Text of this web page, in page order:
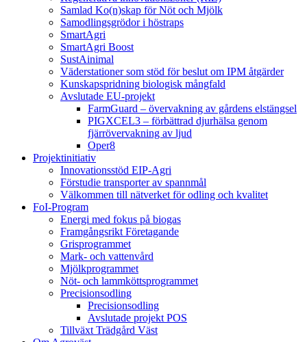
Samlad Ko(n)skap för Nöt och Mjölk
Samodlingsgrödor i höstraps
SmartAgri
SmartAgri Boost
SustAinimal
Väderstationer som stöd för beslut om IPM åtgärder
Kunskapspridning biologisk mångfald
Avslutade EU-projekt
FarmGuard – övervakning av gårdens elstängsel
PIGXCEL3 – förbättrad djurhälsa genom
fjärrövervakning av ljud
Oper8
Projektinitiativ
Innovationsstöd EIP-Agri
Förstudie transporter av spannmål
Välkommen till nätverket för odling och kvalitet
FoI-Program
Energi med fokus på biogas
Framgångsrikt Företagande
Grisprogrammet
Mark- och vattenvård
Mjölkprogrammet
Nöt- och lammköttsprogrammet
Precisionsodling
Precisionsodling
Avslutade projekt POS
Tillväxt Trädgård Väst